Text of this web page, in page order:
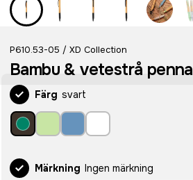
P610.53-05 / XD Collection
Bambu & vetestrå penna
Färg svart
Märkning Ingen märkning